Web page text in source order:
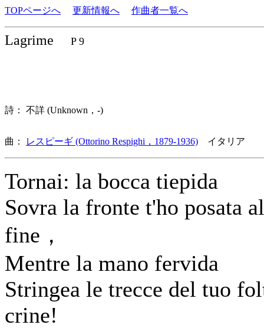
TOPページへ 更新情報へ 作曲者一覧へ
Lagrime P 9
詩： 不詳 (Unknown，-)
曲： レスピーギ (Ottorino Respighi，1879-1936) イタリア 歌
Tornai: la bocca tiepida
Sovra la fronte t'ho posata al
fine，
Mentre la mano fervida
Stringea le trecce del tuo
crine!